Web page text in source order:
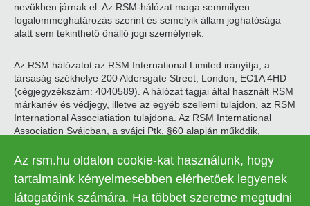
nevükben járnak el. Az RSM-hálózat maga semmilyen
fogalommeghatározás szerint és semelyik állam joghatósága
alatt sem tekinthető önálló jogi személynek.
Az RSM hálózatot az RSM International Limited irányítja, a
társaság székhelye 200 Aldersgate Street, London, EC1A 4HD
(cégjegyzékszám: 4040589). A hálózat tagjai által használt RSM
márkanév és védjegy, illetve az egyéb szellemi tulajdon, az RSM
International Associatiation tulajdona. Az RSM International
Association Svájcban, a svájci Ptk. §60 alapján működik,
© 2026 RSM Hungary Zrt. | Minden jog fenntartva
Az rsm.hu oldalon cookie-kat használunk, hogy
tartalmaink kényelmesebben elérhetőek legyenek
látogatóink számára. Ha többet szeretne megtudni